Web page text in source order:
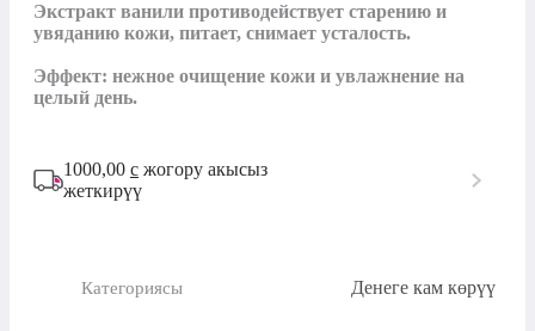
Экстракт ванили противодействует старению и
увяданию кожи, питает, снимает усталость.
Эффект: нежное очищение кожи и увлажнение на
целый день.
1000,00 с жогору акысыз
жеткирүү
Категориясы Денеге кам көрүү